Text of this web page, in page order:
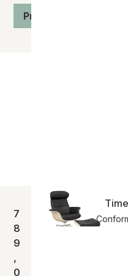
Produkt anzeigen
Armchair (RAR)
7
8
9
,
0